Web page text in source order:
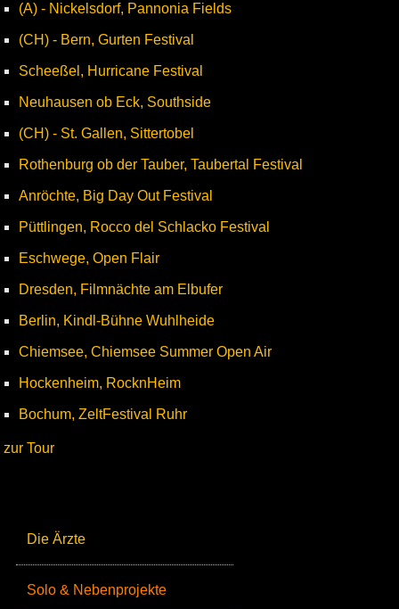
Die Ärzte
Solo & Nebenprojekte
(A) - Nickelsdorf, Pannonia Fields
(CH) - Bern, Gurten Festival
Scheeßel, Hurricane Festival
Neuhausen ob Eck, Southside
(CH) - St. Gallen, Sittertobel
Rothenburg ob der Tauber, Taubertal Festival
Anröchte, Big Day Out Festival
Püttlingen, Rocco del Schlacko Festival
Eschwege, Open Flair
Dresden, Filmnächte am Elbufer
Berlin, Kindl-Bühne Wuhlheide
Chiemsee, Chiemsee Summer Open Air
Hockenheim, RocknHeim
Bochum, ZeltFestival Ruhr
zur Tour